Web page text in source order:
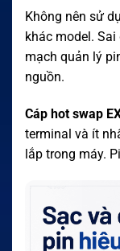
Không nên sử
khác model.
mạch quản lý
nguồn.
Cáp hot swap
terminal và ít
lắp trong máy.